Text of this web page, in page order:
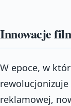
Innowacje
W epoce, w
reklamowej,